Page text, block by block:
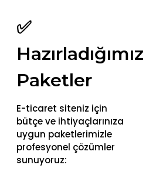
✅
Hazırladığımız
Paketler
E-ticaret siteniz için
bütçe ve ihtiyaçlarınıza
uygun paketlerimizle
profesyonel çözümler
sunuyoruz: